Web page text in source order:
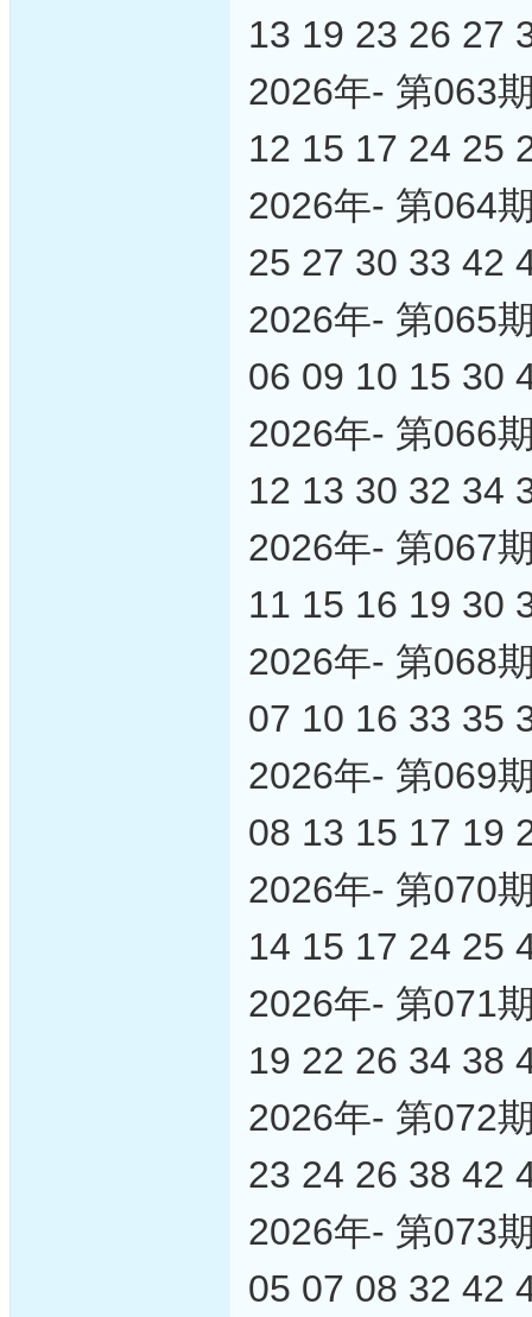
13 19 23 26 27
2026年- 第063
12 15 17 24 25
2026年- 第064
25 27 30 33 42
2026年- 第065
06 09 10 15 30
2026年- 第066
12 13 30 32 34
2026年- 第067
11 15 16 19 30
2026年- 第068
07 10 16 33 35
2026年- 第069
08 13 15 17 19
2026年- 第070
14 15 17 24 25
2026年- 第071
19 22 26 34 38
2026年- 第072
23 24 26 38 42
2026年- 第073
05 07 08 32 42